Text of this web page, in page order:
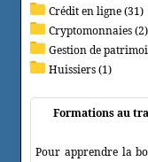
Crédit en ligne (31)
Cryptomonnaies (2)
Gestion de
Huissiers (1)
Formations au
Pour apprendre la